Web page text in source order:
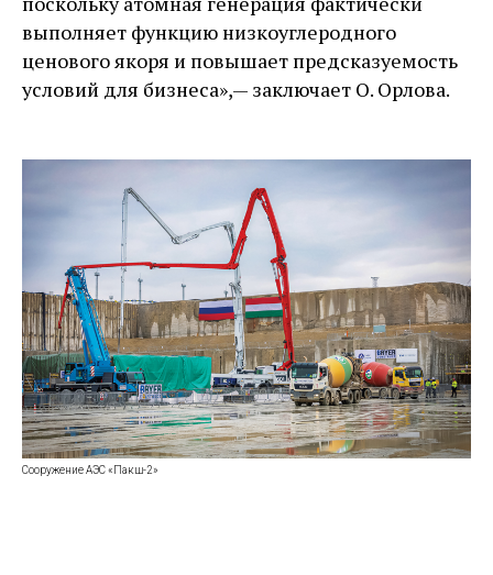
выполняет функцию низкоуглеродного
ценового якоря и повышает предсказуемость
условий для бизнеса», — ​заключает О. Орлова.
Сооружение АЭС «Пакш-2»